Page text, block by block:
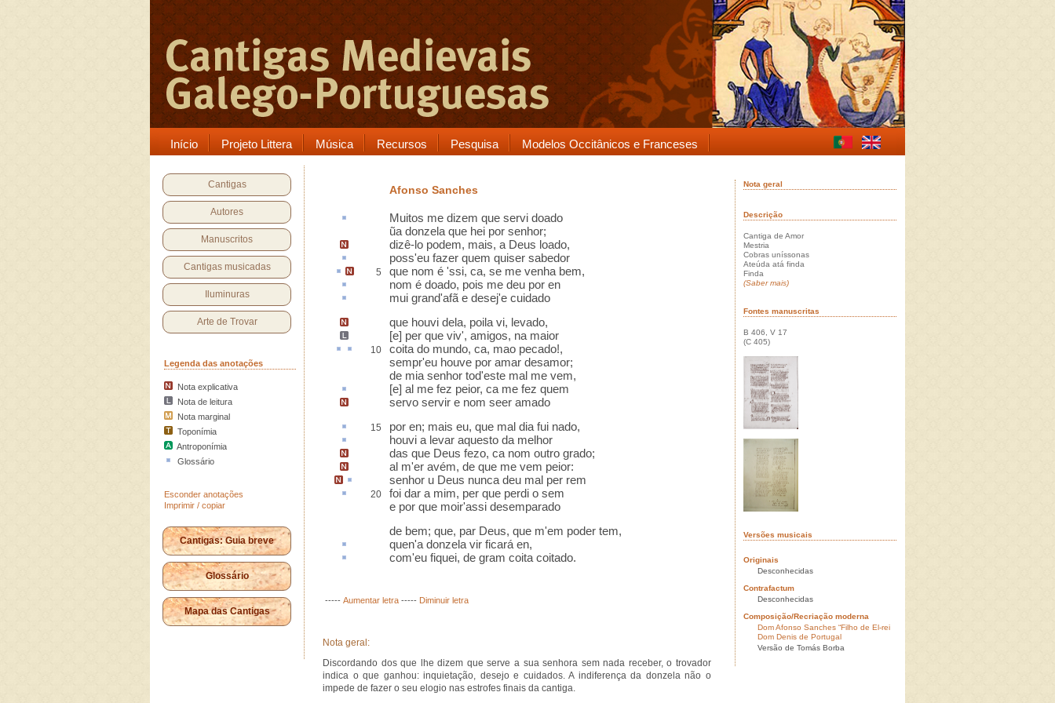
Início Projeto Littera Música Recursos Pesquisa Modelos Occitânicos e Franceses
Cantigas
Autores
Manuscritos
Cantigas musicadas
Iluminuras
Arte de Trovar
Legenda das anotações
Nota explicativa
Nota de leitura
Nota marginal
Toponímia
Antroponímia
Glossário
Esconder anotações
Imprimir / copiar
Cantigas: Guia breve
Glossário
Mapa das Cantigas
Afonso Sanches
Muitos me dizem que servi doado
ũa donzela que hei por senhor;
dizê-lo podem, mais, a Deus loado,
poss'eu fazer quem quiser sabedor
5 que nom é 'ssi, ca, se me venha bem,
nom é doado, pois me deu por en
mui grand'afã e desej'e cuidado
que houvi dela, poila vi, levado,
[e] per que viv', amigos, na maior
10 coita do mundo, ca, mao pecado!,
sempr'eu houve por amar desamor;
de mia senhor tod'este mal me vem,
[e] al me fez peior, ca me fez quem
servo servir e nom seer amado
15 por en; mais eu, que mal dia fui nado,
houvi a levar aquesto da melhor
das que Deus fezo, ca nom outro grado;
al m'er avém, de que me vem peior:
senhor u Deus nunca deu mal per rem
20 foi dar a mim, per que perdi o sem
e por que moir'assi desemparado
de bem; que, par Deus, que m'em poder tem,
quen'a donzela vir ficará en,
com'eu fiquei, de gram coita coitado.
----- Aumentar letra ----- Diminuir letra
Nota geral:
Discordando dos que lhe dizem que serve a sua senhora sem nada receber, o trovador
indica o que ganhou: inquietação, desejo e cuidados. A indiferença da donzela não o
impede de fazer o seu elogio nas estrofes finais da cantiga.
Nota geral
Descrição
Cantiga de Amor
Mestria
Cobras uníssonas
Ateúda atá finda
Finda
(Saber mais)
Fontes manuscritas
B 406, V 17
(C 405)
Versões musicais
Originais
Desconhecidas
Contrafactum
Desconhecidas
Composição/Recriação moderna
Dom Afonso Sanches “Filho de El-rei
Dom Denis de Portugal
Versão de Tomás Borba